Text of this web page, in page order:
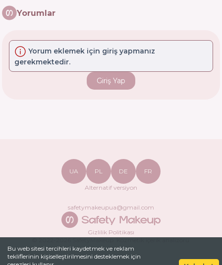
Bu web sitesi tercihleri ​​kaydetmek ve reklam
tekliflerinin kişiselleştirilmesini desteklemek için
Yorumlar
Yorum eklemek için giriş yapmanız
gerekmektedir.
Giriş Yap
Gizlilik Politikası
UA PL DE FR
Alternatif versiyon
safetymakeupua@gmail.com